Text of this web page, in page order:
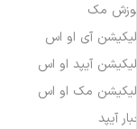
آموزش مک
اپلیکیشن آی او اس
اپلیکیشن آیپد او اس
اپلیکیشن مک او اس
اخبار آیپد